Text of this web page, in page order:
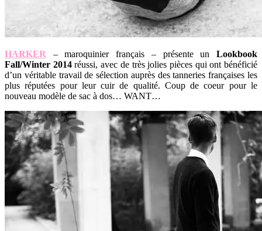
HARKER – maroquinier français – présente un Lookbook
Fall/Winter 2014réussi, avec de très jolies pièces qui ont bénéficié
d’un véritable travail de sélection auprès des tanneries françaises les
plus réputées pour leur cuir de qualité. Coup de coeur pour le
nouveau modèle de sac à dos… WANT…